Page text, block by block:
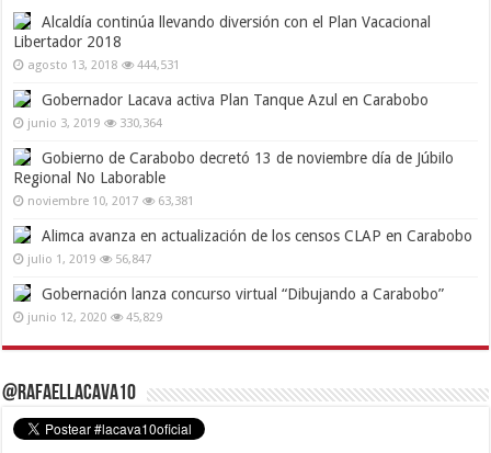
Alcaldía continúa llevando diversión con el Plan Vacacional
Libertador 2018
agosto 13, 2018 444,531
Gobernador Lacava activa Plan Tanque Azul en Carabobo
junio 3, 2019 330,364
Gobierno de Carabobo decretó 13 de noviembre día de Júbilo
Regional No Laborable
noviembre 10, 2017 63,381
Alimca avanza en actualización de los censos CLAP en Carabobo
julio 1, 2019 56,847
Gobernación lanza concurso virtual “Dibujando a Carabobo”
junio 12, 2020 45,829
@RafaelLacava10